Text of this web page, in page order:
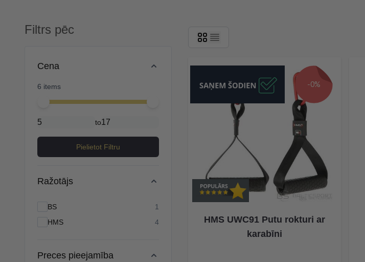
Filtrs pēc
Cena
6 items
Minimal price
Maximum price
to
Pielietot Filtru
Ražotājs
BS 1
HMS
4 products available
Preces pieejamība
-0%
HMS UWC91 Putu rokturi ar
karabīni